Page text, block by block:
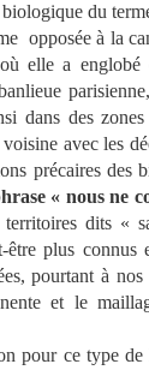
biologique du
opposée à la
elle a englobé
dans des
avec les
précaires des
« nous ne
dits «
être plus connus
pourtant à
et le
pour ce type